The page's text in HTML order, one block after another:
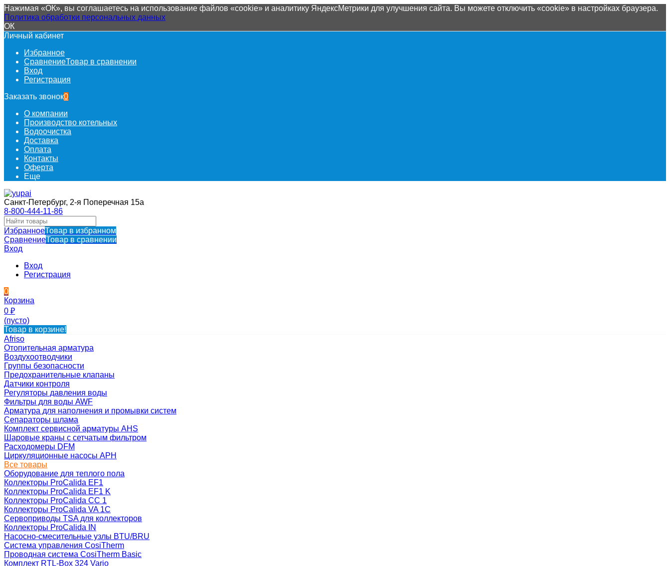
Нажимая «ОК», вы соглашаетесь на использование файлов «cookie» и аналитику ЯндексМетрики для улучшения сайта. Вы можете отключить «cookie» в настройках браузера.
Политика обработки персональных данных
ОК
Личный кабинет
Избранное
СравнениеТовар в сравнении
Вход
Регистрация
Заказать звонок0
О компании
Производство котельных
Водоочистка
Доставка
Оплата
Контакты
Оферта
Еще
Санкт-Петербург, 2-я Поперечная 15а
8-800-444-11-86
ИзбранноеТовар в избранном
СравнениеТовар в сравнении
Вход
Вход
Регистрация
0
Корзина
0 ₽
(пусто)
Товар в корзине!
Afriso
Отопительная арматура
Воздухоотводчики
Группы безопасности
Предохранительные клапаны
Датчики контроля
Регуляторы давления воды
Фильтры для воды AWF
Арматура для наполнения и промывки систем
Сепараторы шлама
Комплект сервисной арматуры AHS
Шаровые краны с сетчатым фильтром
Расходомеры DFM
Циркуляционные насосы APH
Все товары
Оборудование для теплого пола
Коллекторы ProCalida EF1
Коллекторы ProCalida EF1 K
Коллекторы ProCalida CC 1
Коллекторы ProCalida VA 1C
Сервоприводы TSA для коллекторов
Коллекторы ProCalida IN
Насосно-смесительные узлы BTU/BRU
Система управления CosiTherm
Проводная система CosiTherm Basic
Комплект RTL‑Box 324 Vario